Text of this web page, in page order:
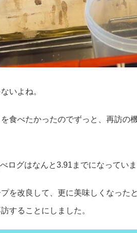
いよね。
食べたかったのでずっと、再訪の
ログはなんと3.91までになっていま
を改良して、更に美味しくなった
することにしました。